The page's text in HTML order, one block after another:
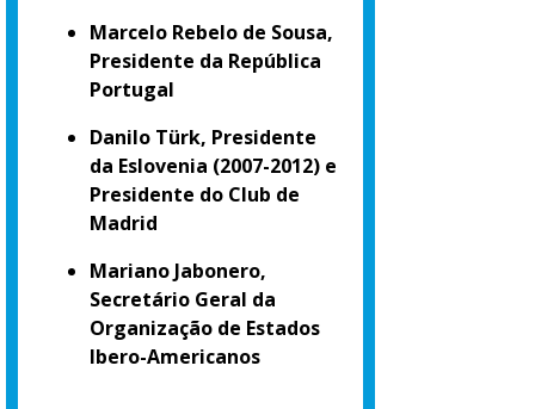
Marcelo Rebelo de Sousa,
Presidente da República
Portugal
Danilo Türk, Presidente
da Eslovenia (2007-2012) e
Presidente do Club de
Madrid
Mariano Jabonero,
Secretário Geral da
Organização de Estados
Ibero-Americanos